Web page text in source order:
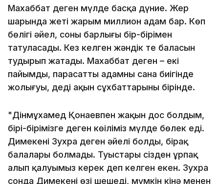
Махаббат деген мүлде басқа дүние. Жер
шарында жеті жарым миллион адам бар. Көп
бөлігі әйел, соның барлығы бір-бірімен
татуласады. Кез келген жәндік те баласын
тудырып жатады. Махаббат деген – екі
пайымды, парасатты адамның сана биігінде
жолығуы, деді ақын сұхбаттарының бірінде.
"Дінмұхамед Қонаевпен жақын дос болдым,
бірі-бірімізге деген көңіліміз мүлде бөлек еді.
Димекеңнің Зухра деген әйелі болды, бірақ
балалары болмады. Туыстары сізден ұрпақ
алып қалуымыз керек деп келген екен. Зухра
сонда Димекеңнің өзі шешеді, мүмкін кінә менен